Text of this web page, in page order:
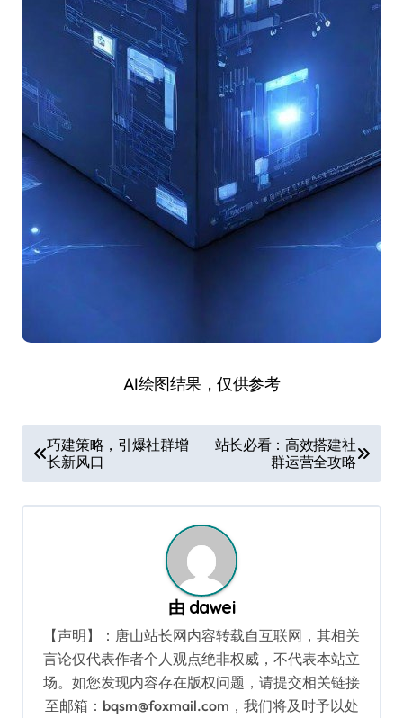
AI绘图结果，仅供参考
章
导
巧建策略，引爆社群增
长新风口
站长必看：高效搭建社
群运营全攻略
由 dawei
【声明】：唐山站长网内容转载自互联网，其相关
言论仅代表作者个人观点绝非权威，不代表本站立
场。如您发现内容存在版权问题，请提交相关链接
至邮箱：bqsm@foxmail.com，我们将及时予以处